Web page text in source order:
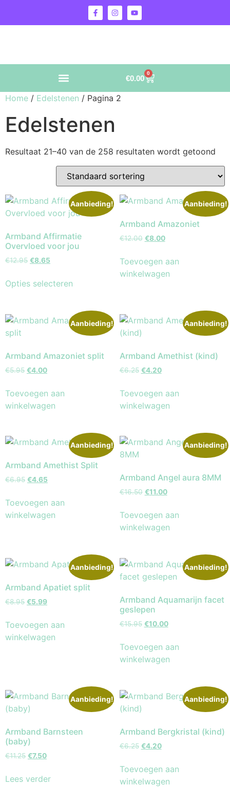
€0.00
0
Home / Edelstenen / Pagina 2
Edelstenen
Resultaat 21–40 van de 258 resultaten wordt getoond
Aanbieding!
Armband Affirmatie
Overvloed voor jou
€12.95 €8.65
Opties selecteren
Aanbieding!
Armband Amazoniet
€12.00 €8.00
Toevoegen aan
winkelwagen
Aanbieding!
Armband Amazoniet split
€5.95 €4.00
Toevoegen aan
winkelwagen
Aanbieding!
Armband Amethist (kind)
€6.25 €4.20
Toevoegen aan
winkelwagen
Aanbieding!
Armband Amethist Split
€6.95 €4.65
Toevoegen aan
winkelwagen
Aanbieding!
Armband Angel aura 8MM
€16.50 €11.00
Toevoegen aan
winkelwagen
Aanbieding!
Armband Apatiet split
€8.95 €5.99
Toevoegen aan
winkelwagen
Aanbieding!
Armband Aquamarijn facet
geslepen
€15.95 €10.00
Toevoegen aan
winkelwagen
Aanbieding!
Armband Barnsteen
(baby)
€11.25 €7.50
Lees verder
Aanbieding!
Armband Bergkristal (kind)
€6.25 €4.20
Toevoegen aan
winkelwagen